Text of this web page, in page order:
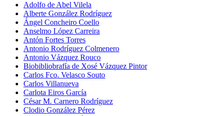
Adolfo de Abel Vilela
Alberte González Rodríguez
Ángel Concheiro Coello
Anselmo López Carreira
Antón Fortes Torres
Antonio Rodríguez Colmenero
Antonio Vázquez Rouco
Biobibliobrafía de Xosé Vázquez Pintor
Carlos Fco. Velasco Souto
Carlos Villanueva
Carlota Eiros García
César M. Carnero Rodríguez
Clodio González Pérez